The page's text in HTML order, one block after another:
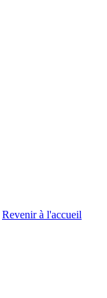
Revenir à l'accueil